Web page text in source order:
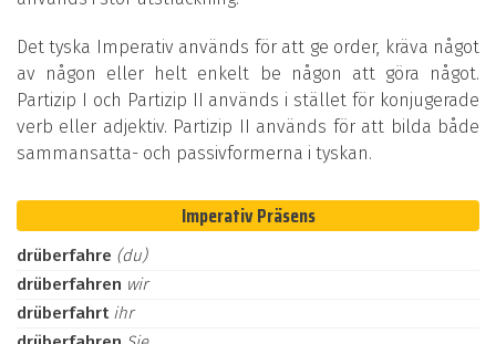
Det tyska Imperativ används för att ge order, kräva något
av någon eller helt enkelt be någon att göra något.
Partizip I och Partizip II används i stället för konjugerade
verb eller adjektiv. Partizip II används för att bilda både
sammansatta- och passivformerna i tyskan.
Imperativ Präsens
drüberfahre (du)
drüberfahren wir
drüberfahrt ihr